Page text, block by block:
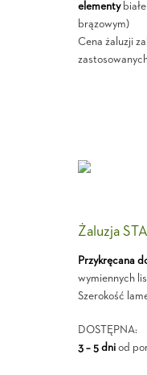
elementy
brązowym)
Cena żaluzji
Żaluzja
Przykręcana
wymiennych
Szerokość
DOSTĘPNA:
3 – 5 dniod